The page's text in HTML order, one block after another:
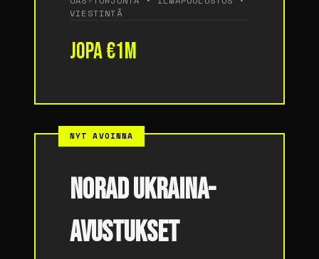
VIESTINTÄ
Jopa €1M
NYT AVOINNA
NORAD UKRAINA-
AVUSTUKSET